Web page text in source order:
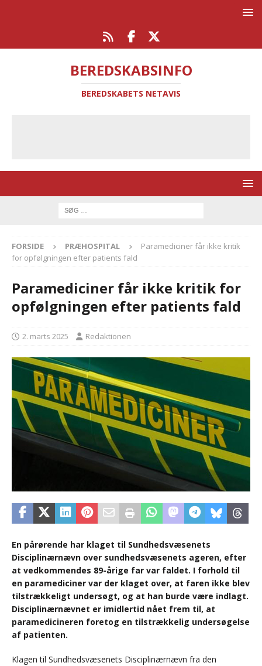
BEREDSKABSINFO
BEREDSKABETS NETAVIS
FORSIDE PRÆHOSPITAL
Paramediciner får ikke kritik
for opfølgningen efter patients fald
Paramediciner får ikke kritik for
opfølgningen efter patients fald
2. marts 2025 Redaktionen
En pårørende har klaget til Sundhedsvæsenets
Disciplinærnævn over sundhedsvæsenets ageren, efter
at vedkommendes 89-årige far var faldet. I forhold til
en paramediciner var der klaget over, at faren ikke blev
tilstrækkeligt undersøgt, og at han burde være indlagt.
Disciplinærnævnet er imidlertid nået frem til, at
paramedicineren foretog en tilstrækkelig undersøgelse
af patienten.
Klagen til Sundhedsvæsenets Disciplinærnævn fra den